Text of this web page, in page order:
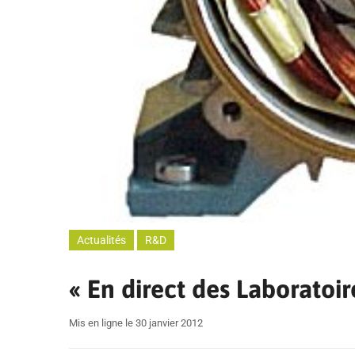
Actualités R&D
« En direct des
Mis en ligne le 30 janvier 2012